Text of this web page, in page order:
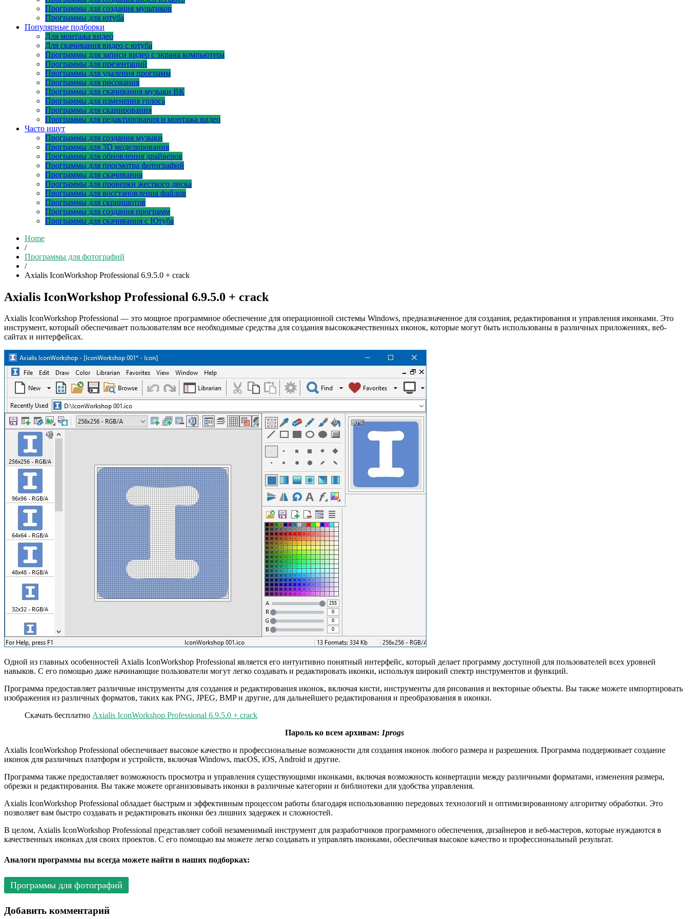
Программы для создания мультиков
Программы для ютуба
Популярные подборки
Для монтажа видео
Для скачивания видео с ютуба
Программы для записи видео с экрана компьютера
Программы для презентаций
Программы для удаления программ
Программы для рисования
Программы для скачивания музыки ВК
Программы для изменения голоса
Программы для сканирования
Программы для редактирования и монтажа видео
Часто ищут
Программы для создания музыки
Программы для 3D моделирования
Программы для обновления драйверов
Программы для просмотра фотографий
Программы для скачивания
Программы для проверки жесткого диска
Программы для восстановления файлов
Программы для скриншотов
Программы для создания программ
Программы для скачивания с Ютуба
Home
/
Программы для фотографий
/
Axialis IconWorkshop Professional 6.9.5.0 + crack
Axialis IconWorkshop Professional 6.9.5.0 + crack
Axialis IconWorkshop Professional — это мощное программное обеспечение для операционной системы Windows, предназначенное для создания, редактирования и управления иконками. Это
инструмент, который обеспечивает пользователям все необходимые средства для создания высококачественных иконок, которые могут быть использованы в различных приложениях, веб-
сайтах и интерфейсах.
Одной из главных особенностей Axialis IconWorkshop Professional является его интуитивно понятный интерфейс, который делает программу доступной для пользователей всех уровней
навыков. С его помощью даже начинающие пользователи могут легко создавать и редактировать иконки, используя широкий спектр инструментов и функций.
Программа предоставляет различные инструменты для создания и редактирования иконок, включая кисти, инструменты для рисования и векторные объекты. Вы также можете импортировать
изображения из различных форматов, таких как PNG, JPEG, BMP и другие, для дальнейшего редактирования и преобразования в иконки.
Скачать бесплатно Axialis IconWorkshop Professional 6.9.5.0 + crack
Пароль ко всем архивам: 1progs
Axialis IconWorkshop Professional обеспечивает высокое качество и профессиональные возможности для создания иконок любого размера и разрешения. Программа поддерживает создание
иконок для различных платформ и устройств, включая Windows, macOS, iOS, Android и другие.
Программа также предоставляет возможность просмотра и управления существующими иконками, включая возможность конвертации между различными форматами, изменения размера,
обрезки и редактирования. Вы также можете организовывать иконки в различные категории и библиотеки для удобства управления.
Axialis IconWorkshop Professional обладает быстрым и эффективным процессом работы благодаря использованию передовых технологий и оптимизированному алгоритму обработки. Это
позволяет вам быстро создавать и редактировать иконки без лишних задержек и сложностей.
В целом, Axialis IconWorkshop Professional представляет собой незаменимый инструмент для разработчиков программного обеспечения, дизайнеров и веб-мастеров, которые нуждаются в
качественных иконках для своих проектов. С его помощью вы можете легко создавать и управлять иконками, обеспечивая высокое качество и профессиональный результат.
Аналоги программы вы всегда можете найти в наших подборках:
Программы для фотографий
Добавить комментарий